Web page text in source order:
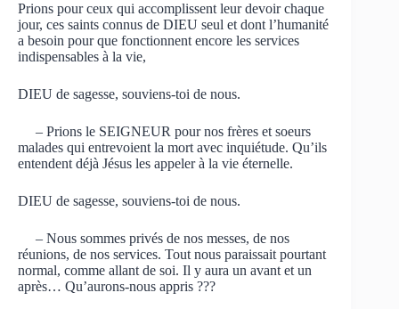
Prions pour ceux qui accomplissent leur devoir chaque
jour, ces saints connus de DIEU seul et dont l’humanité
a besoin pour que fonctionnent encore les services
indispensables à la vie,
DIEU de sagesse, souviens-toi de nous.
– Prions le SEIGNEUR pour nos frères et soeurs
malades qui entrevoient la mort avec inquiétude. Qu’ils
entendent déjà Jésus les appeler à la vie éternelle.
DIEU de sagesse, souviens-toi de nous.
– Nous sommes privés de nos messes, de nos
réunions, de nos services. Tout nous paraissait pourtant
normal, comme allant de soi. Il y aura un avant et un
après… Qu’aurons-nous appris ???